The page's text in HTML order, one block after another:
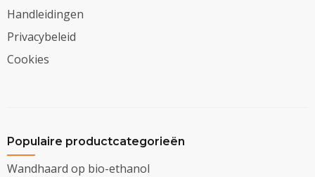
Handleidingen
Privacybeleid
Cookies
Populaire productcategorieën
Wandhaard op bio-ethanol